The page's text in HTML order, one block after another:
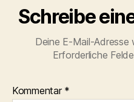
Schreibe
Deine E-Mail-
Erforderliche
Kommentar *